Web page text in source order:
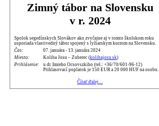
Zimný tábor na Slovensku
v r. 2024
Spolok segedínskych Slovákov ako zvyčajne aj v tomto školskom roku
usporiada vlastivedný tábor spojený s lyžiarskym kurzom na Slovensku.
Čas:
07. januára - 13. januára 2024
Miesto:
Koliba Josu – Zuberec (kolibajosu.sk)
Prihlásenie:
u dr. Imreho Ocsovszkiho (tel.: +36/70/601-96-12)
Prihlasovací poplatok je 150 EUR a 20 000 HUF na osobu.
Čítať ďalej…